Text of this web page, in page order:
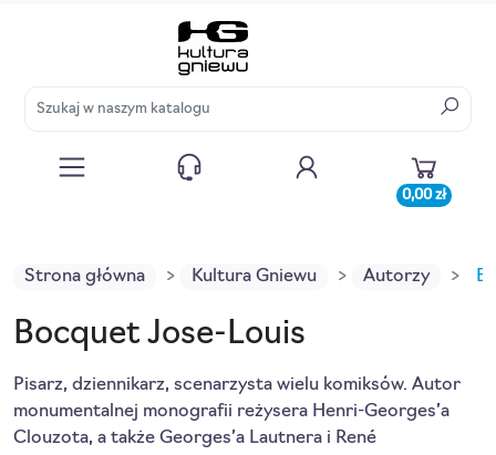
0,00 zł
Strona główna Kultura Gniewu Autorzy
Bocquet Jose-Louis
Pisarz, dziennikarz, scenarzysta wielu komiksów. Autor
monumentalnej monografii reżysera Henri-Georges’a
Clouzota, a także Georges’a Lautnera i René